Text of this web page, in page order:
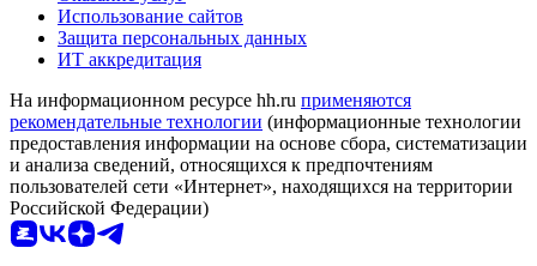
Использование сайтов
Защита персональных данных
ИТ аккредитация
На информационном ресурсе hh.ru применяются
рекомендательные технологии (информационные технологии
предоставления информации на основе сбора, систематизации
и анализа сведений, относящихся к предпочтениям
пользователей сети «Интернет», находящихся на территории
Российской Федерации)